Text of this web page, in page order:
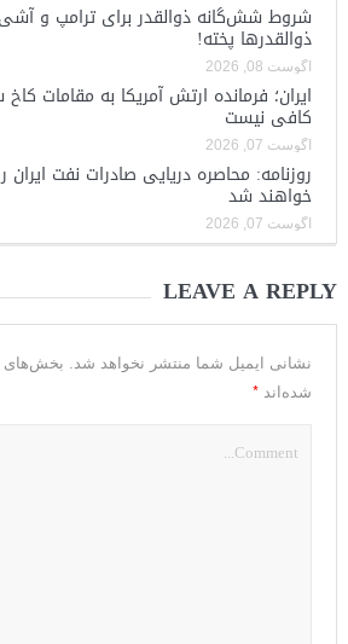
شروط شش‌گانه ذوالقدر برای ترامپ و آشی
ذوالقدرها پخته!
آگوست 08, 2026
ایران؛ فرمانده ارتش آمریکا به مقامات
کافی نیست
آگوست 07, 2026
روزنامه: محاصره دریایی صادرات نفت ایران
خواهند شد
آگوست 07, 2026
LEAVE A REPLY
نشانی ایمیل شما منتشر نخواهد شد. بخش‌های
شده‌اند *